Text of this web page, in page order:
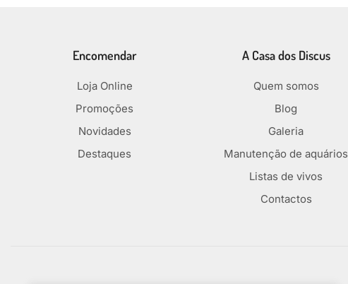
Encomendar
Loja Online
Promoções
Novidades
Destaques
A Casa dos Discus
Quem somos
Blog
Galeria
Manutenção de aquários
Listas de vivos
Contactos